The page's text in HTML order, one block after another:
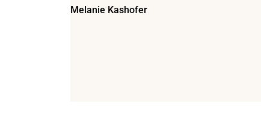
Melanie Kashofer